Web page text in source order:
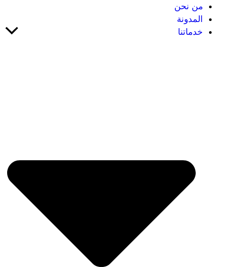
من نحن
المدونة
خدماتنا